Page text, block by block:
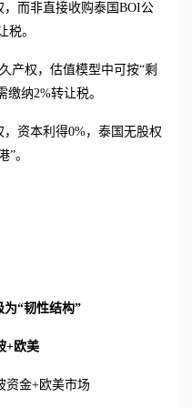
而非直接收购泰国 BOI公
税。
产权，估值模型中可按“剩
纳2%转让税。
，资本利得0%，泰国无股权
”。
为“韧性结构”
+欧美
资金+欧美市场